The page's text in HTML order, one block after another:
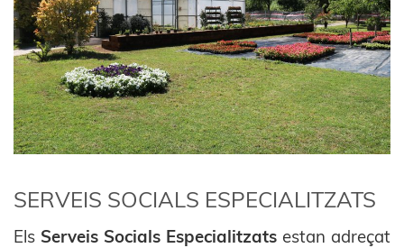
SERVEIS SOCIALS ESPECIALITZATS
Els Serveis Socials Especialitzats estan adreçat